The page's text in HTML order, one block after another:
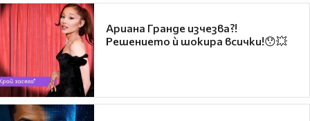
Ариана Гранде изчезва?!
Решението ѝ шокира всички!😯💥